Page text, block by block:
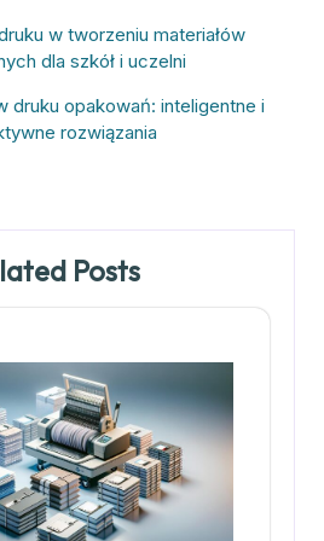
w tworzeniu materiałów
dla szkół i uczelni
druku opakowań: inteligentne i
rozwiązania
Posts